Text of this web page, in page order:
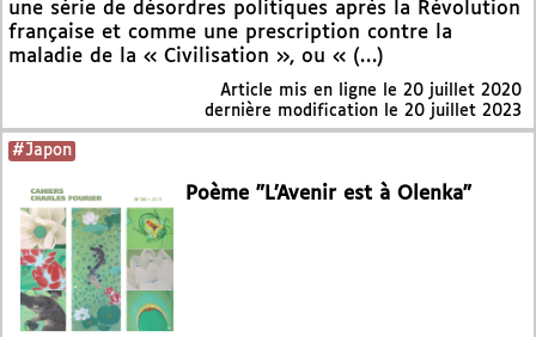
une série de désordres politiques après la Révolution
française et comme une prescription contre la
maladie de la « Civilisation », ou « (…)
Article mis en ligne le 20 juillet 2020
dernière modification le 20 juillet 2023
#Japon
Poème "L’Avenir est à Olenka"